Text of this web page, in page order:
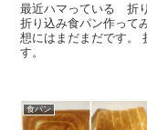
最近ハマっている 折
折り込み食パン作って
想にはまだまだです。
す。
食パン